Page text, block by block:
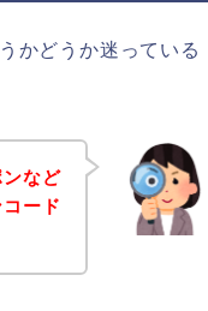
かどうか迷っている
など
ード